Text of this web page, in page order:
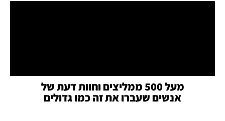
מעל 500 ממליצים וחוות דעת של
אנשים שעברו את זה כמו גדולים